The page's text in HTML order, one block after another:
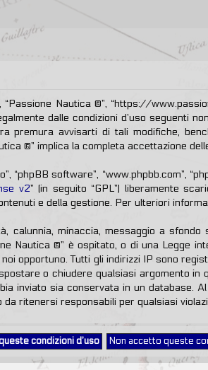
“Passione Nautica ®”, “https://
dalle condizioni d’uso seguenti
premura avvisarti di tali modifiche,
®” implica la completa accettazione
“phpBB software”, “www.phpbb.com”,
v2” (in seguito “GPL”) liberamente
e della gestione. Per ulteriori
calunnia, minaccia, messaggio a
Nautica ®” è ospitato, o di una Legge
opportuno. Tutti gli indirizzi IP sono
o chiudere qualsiasi argomento
inviato sia conservata in un database.
ritenersi responsabili per qualsiasi